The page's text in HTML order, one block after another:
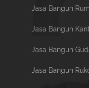
Jasa Bangun
Jasa Bangun
Jasa Bangun
Jasa Bangun